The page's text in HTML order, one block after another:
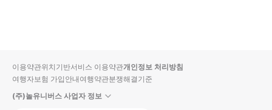
입니
다.
순
상
이용약관위치기반서비스 이용약관개인정보 처리방침
여행자보험 가입안내여행약관분쟁해결기준
(주)놀유니버스 사업자 정보